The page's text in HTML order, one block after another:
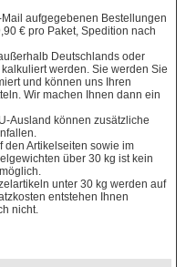
aufgegebenen Bestellungen
€ pro Paket, Spedition nach
Deutschlands oder
werden. Sie werden Sie
und können uns Ihren
Wir machen Ihnen dann ein
Ausland können zusätzliche
den Artikelseiten sowie im
über 30 kg ist kein
unter 30 kg werden auf
entstehen Ihnen
nicht.